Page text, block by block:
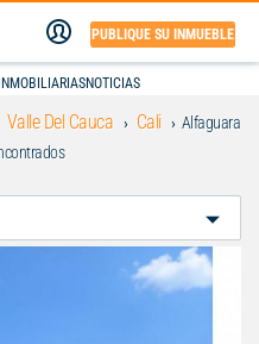
PUBLIQUE SU INMUEBLE
INMOBILIARIASNOTICIAS
Valle Del Cauca Cali
Alfaguara